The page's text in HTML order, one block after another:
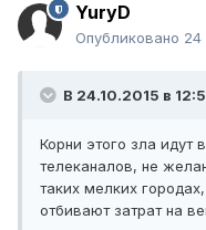
YuryD
Опубликовано 24
В 24.10.2015 в
Корни этого зла идут
телеканалов, не
таких мелких
отбивают затрат на